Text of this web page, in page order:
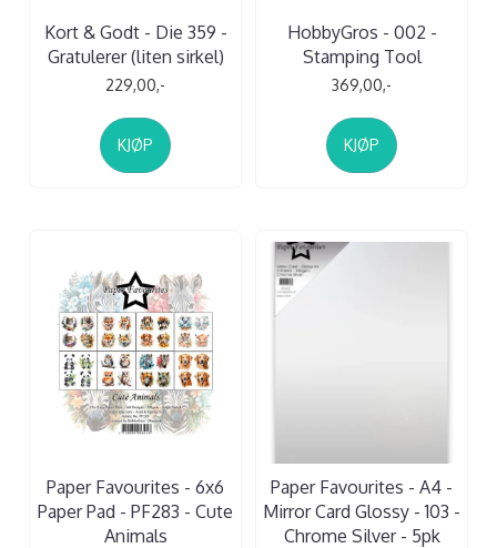
Kort & Godt - Die 359 -
Gratulerer (liten sirkel)
229,00,-
KJØP
HobbyGros - 002 -
Stamping Tool
369,00,-
KJØP
Paper Favourites - 6x6
Paper Pad - PF283 - Cute
Animals
Paper Favourites - A4 -
Mirror Card Glossy - 103 -
Chrome Silver - 5pk